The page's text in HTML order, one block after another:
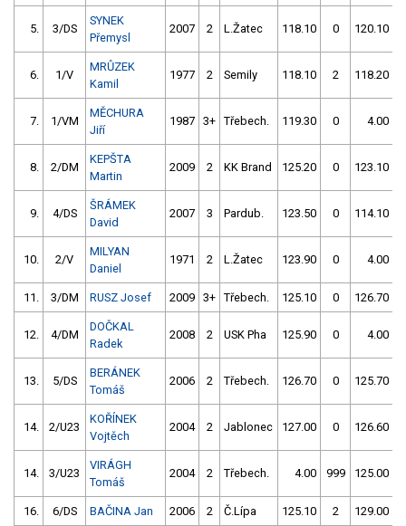
5. 3/DS
SYNEK
Přemysl
2007 2 L.Žatec 118.10 0 120.10
6. 1/V
MRŮZEK
Kamil
1977 2 Semily 118.10 2 118.20
7. 1/VM
MĚCHURA
Jiří
1987 3+ Třebech. 119.30 0 4.00
8. 2/DM
KEPŠTA
Martin
2009 2 KK Brand 125.20 0 123.10
9. 4/DS
ŠRÁMEK
David
2007 3 Pardub. 123.50 0 114.10
10. 2/V
MILYAN
Daniel
1971 2 L.Žatec 123.90 0 4.00
11. 3/DM RUSZ Josef 2009 3+ Třebech. 125.10 0 126.70
12. 4/DM
DOČKAL
Radek
2008 2 USK Pha 125.90 0 4.00
13. 5/DS
BERÁNEK
Tomáš
2006 2 Třebech. 126.70 0 125.70
14. 2/U23
KOŘÍNEK
Vojtěch
2004 2 Jablonec 127.00 0 126.60
14. 3/U23
VIRÁGH
Tomáš
2004 2 Třebech. 4.00 999 125.00
16. 6/DS BAČINA Jan 2006 2 Č.Lípa 125.10 2 129.00